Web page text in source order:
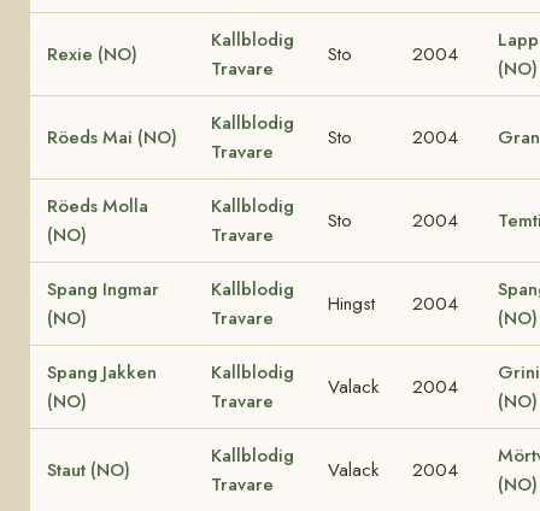
Rexie (NO)
Kallblodig
Travare
Sto 2004
(NO)
Röeds Mai (NO)
Kallblodig
Travare
Sto 2004
Röeds Molla
(NO)
Kallblodig
Travare
Sto 2004
Spang Ingmar
(NO)
Kallblodig
Travare
Hingst 2004
(NO)
Spang Jakken
(NO)
Kallblodig
Travare
Valack 2004
(NO)
Staut (NO)
Kallblodig
Travare
Valack 2004
(NO)